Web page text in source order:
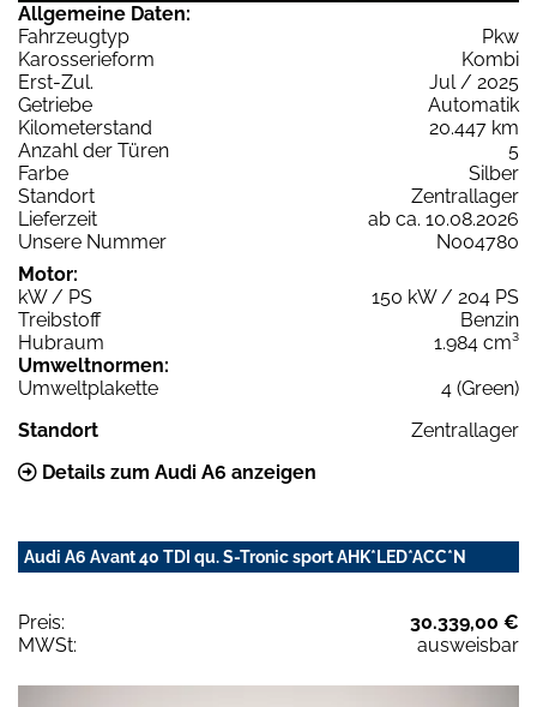
Allgemeine Daten:
Fahrzeugtyp
Pkw
Karosserieform
Kombi
Erst-Zul.
Jul / 2025
Getriebe
Automatik
Kilometerstand
20.447 km
Anzahl der Türen
5
Farbe
Silber
Standort
Zentrallager
Lieferzeit
ab ca. 10.08.2026
Unsere Nummer
N004780
Motor:
kW / PS
150 kW / 204 PS
Treibstoff
Benzin
Hubraum
1.984 cm³
Umweltnormen:
Umweltplakette
4 (Green)
Standort
Zentrallager
Details zum Audi A6 anzeigen
Audi A6 Avant 40 TDI qu. S-Tronic sport AHK*LED*ACC*N
Preis:
30.339,00 €
MWSt:
ausweisbar